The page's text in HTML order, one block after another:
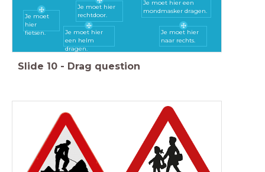
Je moet
hier
fietsen.
Je moet hier
een helm
dragen.
Je moet hier
rechtdoor.
Je moet hier
naar rechts.
Je moet hier een
mondmasker dragen.
Slide 10 - Drag question